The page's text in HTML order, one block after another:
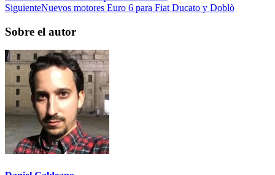
SiguienteNuevos motores Euro 6 para Fiat Ducato y Doblò
Sobre el autor